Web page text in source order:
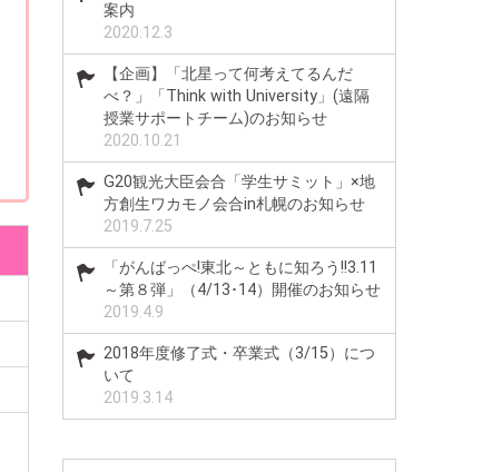
案内
2020.12.3
【企画】「北星って何考えてるんだ
べ？」「Think with University」(遠隔
授業サポートチーム)のお知らせ
2020.10.21
G20観光大臣会合「学生サミット」×地
方創生ワカモノ会合in札幌のお知らせ
2019.7.25
「がんばっぺ!東北～ともに知ろう!!3.11
～第８弾」（4/13･14）開催のお知らせ
2019.4.9
2018年度修了式・卒業式（3/15）につ
いて
2019.3.14